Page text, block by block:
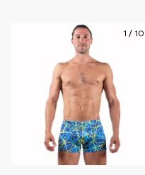
1 / 10